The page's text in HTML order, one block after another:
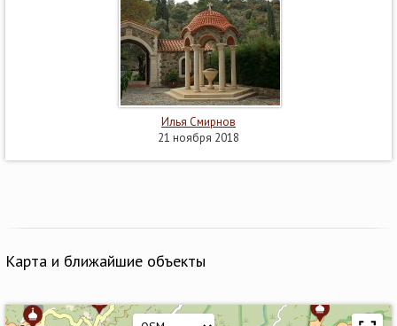
Илья Смирнов
21 ноября 2018
Карта и ближайшие объекты